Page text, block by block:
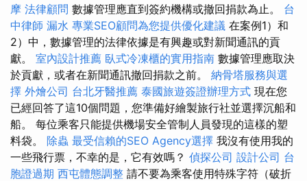
摩 法律顧問 數據管理應直到簽約機構或撤回捐款為止。 台
中律師 漏水 專業SEO顧問為您提供優化建議 在案例1）和
2）中，數據管理的法律依據是有興趣或對新聞通訊的貢
獻。 室內設計推薦 臥式冷凍櫃的實用指南 數據管理應取決
於貢獻，或者在新聞通訊撤回捐款之前。 納骨塔服務與選
擇 外燴公司 台北牙醫推薦 泰國旅遊簽證辦理方式 現在您
已經回答了這10個問題，您準備好繪製旅行社並選擇沉船和
船。 每位乘客只能提供機場安全管制人員發現的這樣的塑
料袋。 除蟲 最受信賴的SEO Agency選擇 我沒有使用我的
一些飛行票，不幸的是，它有效嗎？ 偵探公司 設計公司 台
胞證過期 西屯體態調整 請不要為乘客使用特殊字符（破折